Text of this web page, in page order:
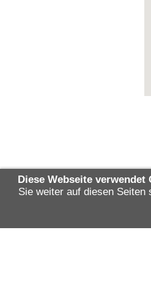
Diese Webseite verwendet
Sie weiter auf diesen